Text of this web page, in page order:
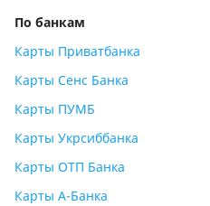
По банкам
Карты Приватбанка
Карты Сенс Банка
Карты ПУМБ
Карты Укрсиббанка
Карты ОТП Банка
Карты А-Банка